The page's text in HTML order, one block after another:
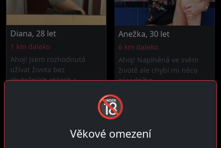
Diana, 28 let
1 km daleko
Ahoj! Jsem rozhodnutá
užívat života bez
zbytečných otázek a...
Anežka, 30 let
6 km daleko
Ahoj! Naplněná ve svém
životě ale chybí mi něco
zásadního,...
🔞
Věkové omezení